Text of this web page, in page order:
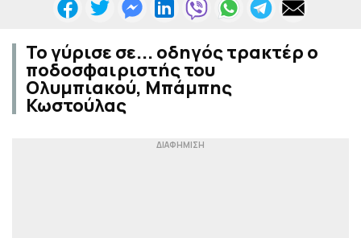
Το γύρισε σε... οδηγός τρακτέρ ο
ποδοσφαιριστής του
Ολυμπιακού, Μπάμπης
Κωστούλας